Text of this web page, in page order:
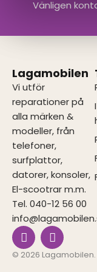
Vänligen
Lagamobilen
Vi utför
reparationer på
alla märken &
modeller, från
telefoner,
surfplattor,
datorer, konsoler,
El-scootrar m.m.
Tel. 040-12 56 00
I
n
s
F
a
c
© 2026